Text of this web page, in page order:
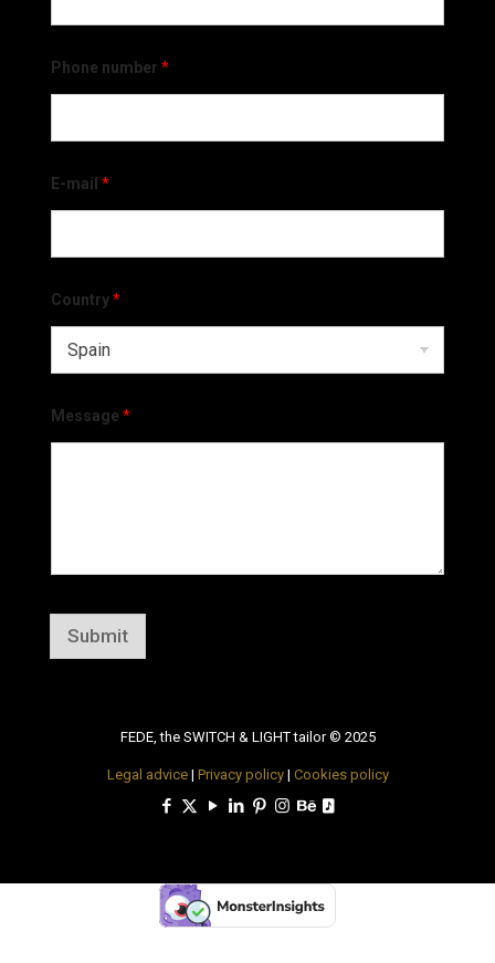
Phone number *
E-mail *
Country*
Message *
Submit
FEDE, the SWITCH & LIGHT tailor © 2025
Legal advice| Privacy policy| Cookies policy